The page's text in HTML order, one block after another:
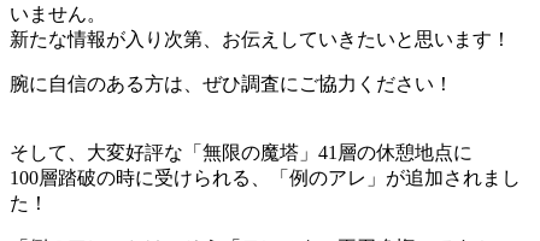
いません。
新たな情報が入り次第、お伝えしていきたいと思います！
腕に自信のある方は、ぜひ調査にご協力ください！
そして、大変好評な「無限の魔塔」41層の休憩地点に
100層踏破の時に受けられる、「例のアレ」が追加されまし
た！